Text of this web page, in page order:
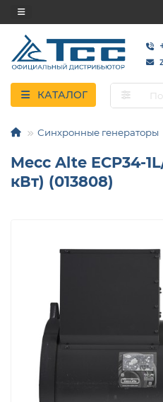
КАТАЛОГ
Синхронные генераторы
Mecc Alte ECP34-
кВт) (013808)